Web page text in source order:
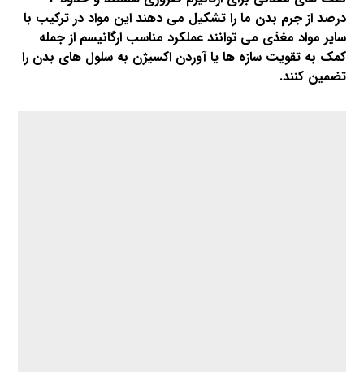
درصد از جرم بدن ما را تشکیل می دهند این مواد در ترکیب با
سایر مواد مغذی می توانند عملکرد مناسب ارگانیسم از جمله
کمک به تقویت سازه ها یا آوردن اکسیژن به سلول های بدن را
تضمین کنند.